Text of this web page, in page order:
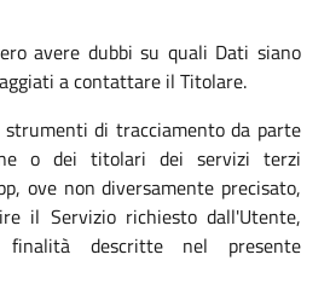
avere dubbi su quali Dati siano
a contattare il Titolare.
strumenti di tracciamento da parte
o dei titolari dei servizi terzi
ove non diversamente precisato,
il Servizio richiesto dall'Utente,
descritte nel presente